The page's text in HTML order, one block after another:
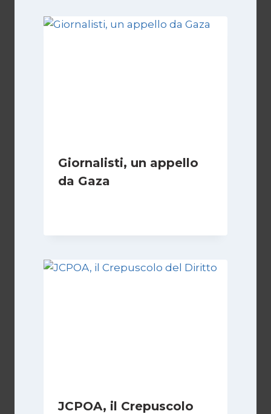
Giornalisti, un appello
da Gaza
JCPOA, il Crepuscolo